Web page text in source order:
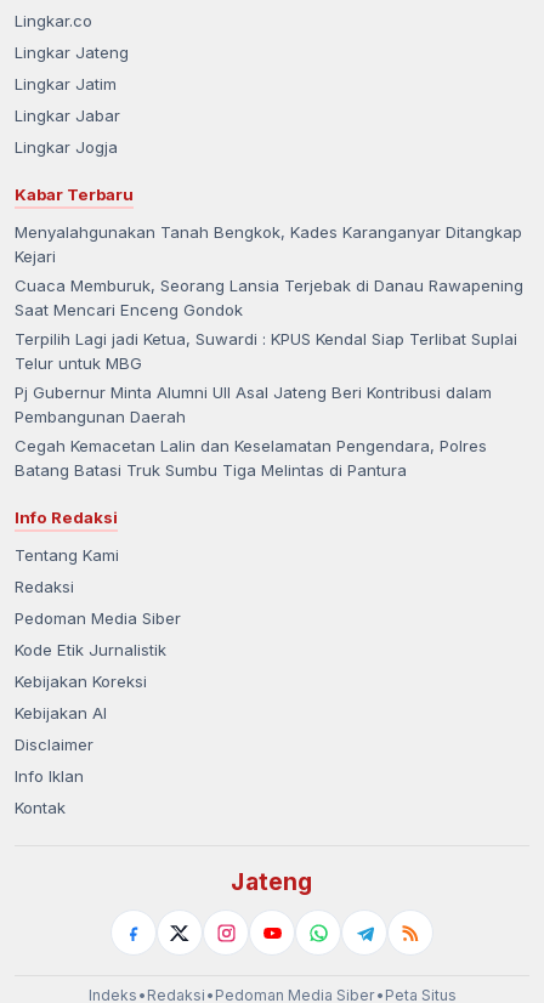
Lingkar.co
Lingkar Jateng
Lingkar Jatim
Lingkar Jabar
Lingkar Jogja
Kabar Terbaru
Menyalahgunakan Tanah Bengkok, Kades Karanganyar Ditangkap
Kejari
Cuaca Memburuk, Seorang Lansia Terjebak di Danau Rawapening
Saat Mencari Enceng Gondok
Terpilih Lagi jadi Ketua, Suwardi : KPUS Kendal Siap Terlibat Suplai
Telur untuk MBG
Pj Gubernur Minta Alumni UII Asal Jateng Beri Kontribusi dalam
Pembangunan Daerah
Cegah Kemacetan Lalin dan Keselamatan Pengendara, Polres
Batang Batasi Truk Sumbu Tiga Melintas di Pantura
Info Redaksi
Tentang Kami
Redaksi
Pedoman Media Siber
Kode Etik Jurnalistik
Kebijakan Koreksi
Kebijakan AI
Disclaimer
Info Iklan
Kontak
Jateng
Indeks • Redaksi • Pedoman Media Siber• Peta Situs